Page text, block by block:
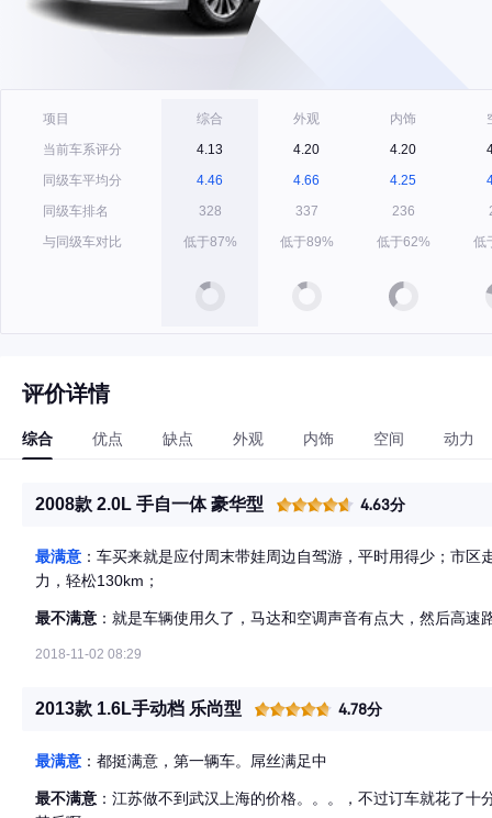
项目
当前车系评分
同级车平均分
同级车排名
与同级车对比
综合
4.13
4.46
328
低于87%
外观
4.20
4.66
337
低于89%
内饰
4.20
4.25
236
低于62%
低
评价详情
综合 优点 缺点 外观 内饰 空间 动力
2008款 2.0L 手自一体 豪华型 4.63分
最满意 ：车买来就是应付周末带娃周边自驾游，平时用得少；市
力，轻松130km；
最不满意 ：就是车辆使用久了，马达和空调声音有点大，然后高速
2018-11-02 08:29
2013款 1.6L手动档 乐尚型 4.78分
最满意 ：都挺满意，第一辆车。屌丝满足中
最不满意 ：江苏做不到武汉上海的价格。。。，不过订车就花了